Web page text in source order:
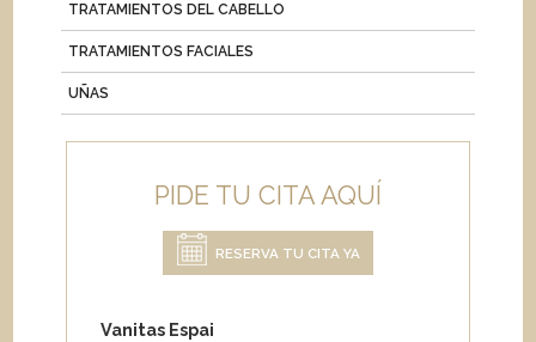
TRATAMIENTOS DEL CABELLO
TRATAMIENTOS FACIALES
UÑAS
PIDE TU CITA AQUÍ
RESERVA TU CITA YA
Vanitas Espai